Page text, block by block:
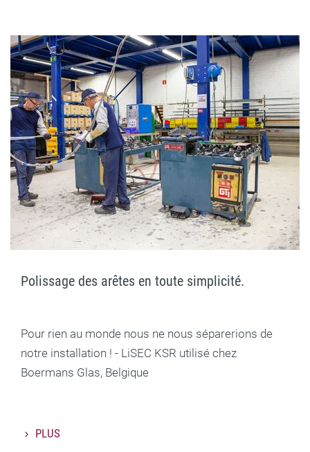
Polissage des arêtes en toute simplicité.
Pour rien au monde nous ne nous séparerions de
notre installation ! - LiSEC KSR utilisé chez
Boermans Glas, Belgique
PLUS